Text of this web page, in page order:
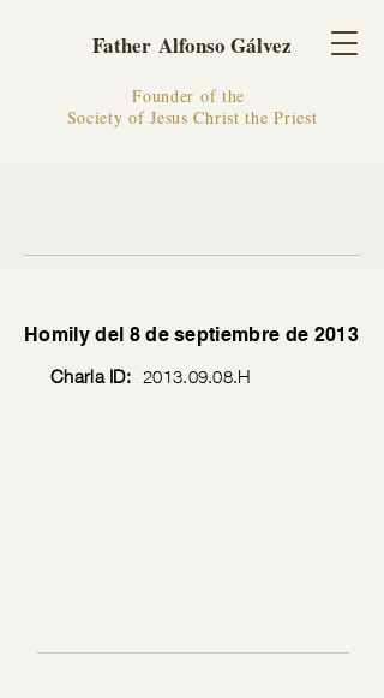
Father Alfonso Gálvez
Founder of the
Society of Jesus Christ the Priest
Homily del 8 de septiembre de 2013
Charla ID: 2013.09.08.H